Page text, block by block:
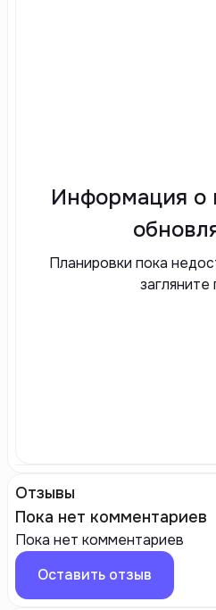
Информация о
Планировки пока
загляните
Отзывы
Пока нет комментариев
Пока нет комментариев
Оставить отзыв